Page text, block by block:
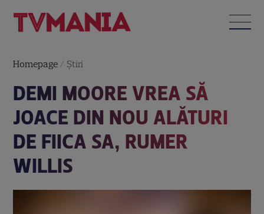
Homepage / Știri
DEMI MOORE VREA SĂ
JOACE DIN NOU ALĂTURI
DE FIICA SA, RUMER
WILLIS